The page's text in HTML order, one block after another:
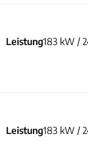
Leistung183 kW /
Leistung183 kW /